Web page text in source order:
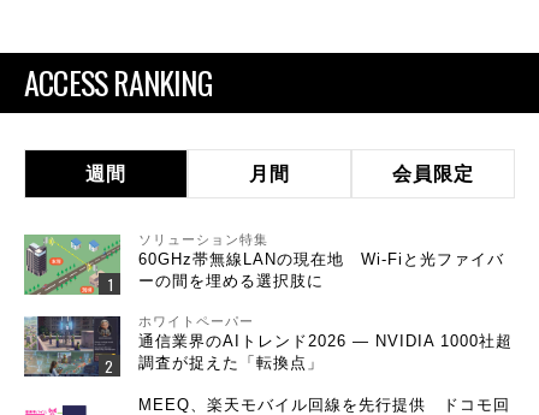
ACCESS RANKING
週間 月間 会員限定
ソリューション特集
60GHz帯無線LANの現在地 Wi-Fiと光ファイバ
ーの間を埋める選択肢に
ホワイトペーパー
通信業界のAIトレンド2026 ― NVIDIA 1000社超
調査が捉えた「転換点」
MEEQ、楽天モバイル回線を先行提供 ドコモ回